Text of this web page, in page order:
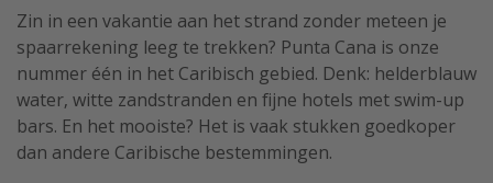
Zin in een vakantie aan het strand zonder meteen je
spaarrekening leeg te trekken? Punta Cana is onze
nummer één in het Caribisch gebied. Denk: helderblauw
water, witte zandstranden en fijne hotels met swim-up
bars. En het mooiste? Het is vaak stukken goedkoper
dan andere Caribische bestemmingen.